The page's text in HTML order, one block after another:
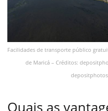
Facilidades de transporte público
de Maricá – Créditos:
Quais as